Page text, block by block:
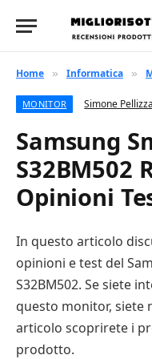
Home » Informatica »
MONITOR Simone
Samsung
S32BM502
Opinioni
In questo articolo
opinioni e test del
S32BM502. Se siete
questo monitor, siete
articolo scoprirete i
prodotto.